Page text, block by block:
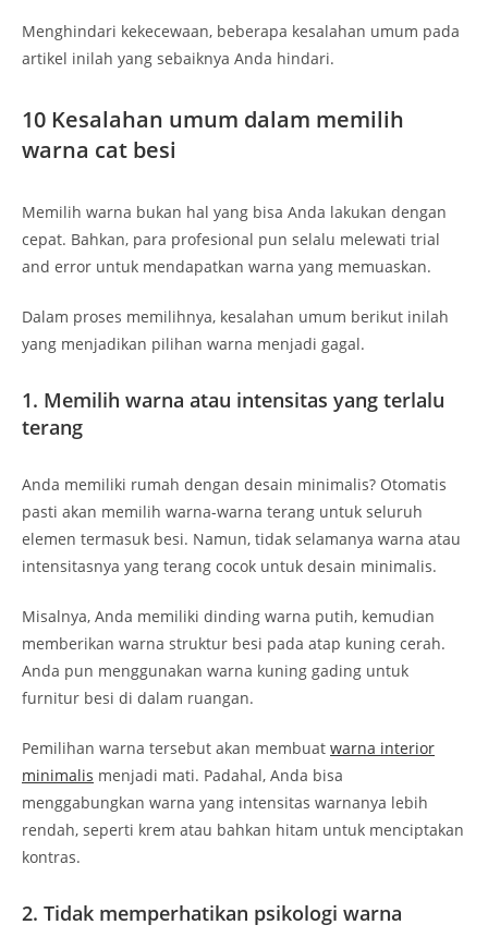
Menghindari kekecewaan, beberapa kesalahan umum pada
artikel inilah yang sebaiknya Anda hindari.
10 Kesalahan umum dalam memilih
warna cat besi
Memilih warna bukan hal yang bisa Anda lakukan dengan
cepat. Bahkan, para profesional pun selalu melewati trial
and error untuk mendapatkan warna yang memuaskan.
Dalam proses memilihnya, kesalahan umum berikut inilah
yang menjadikan pilihan warna menjadi gagal.
1. Memilih warna atau intensitas yang terlalu
terang
Anda memiliki rumah dengan desain minimalis? Otomatis
pasti akan memilih warna-warna terang untuk seluruh
elemen termasuk besi. Namun, tidak selamanya warna atau
intensitasnya yang terang cocok untuk desain minimalis.
Misalnya, Anda memiliki dinding warna putih, kemudian
memberikan warna struktur besi pada atap kuning cerah.
Anda pun menggunakan warna kuning gading untuk
furnitur besi di dalam ruangan.
Pemilihan warna tersebut akan membuat warna interior
minimalis menjadi mati. Padahal, Anda bisa
menggabungkan warna yang intensitas warnanya lebih
rendah, seperti krem atau bahkan hitam untuk menciptakan
kontras.
2. Tidak memperhatikan psikologi warna